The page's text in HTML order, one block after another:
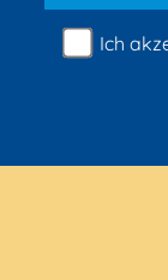
Ich